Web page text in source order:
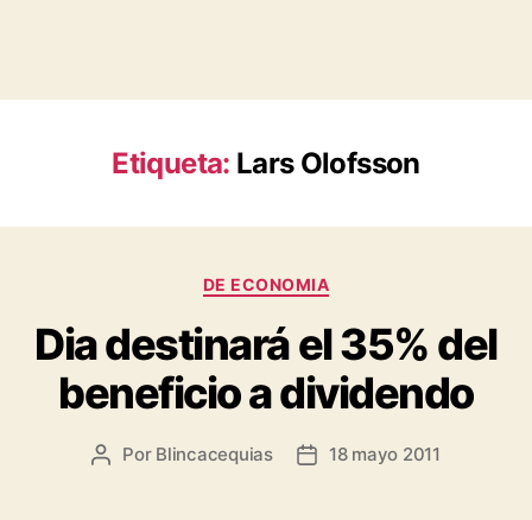
Etiqueta: Lars Olofsson
Categorías
DE ECONOMIA
Dia destinará el 35% del
beneficio a dividendo
Autor
Por Blincacequias
Fecha18 mayo 2011